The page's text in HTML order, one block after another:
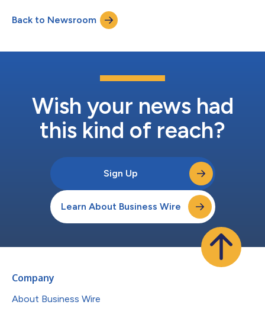
gebruik van verbonden technologie om therapietrouw te volgen
voor zelf-toegediende medicamenteuze therapieën, zoals
biologische geneesmiddelen. Deze bekend...
Back to Newsroom
Wish your news had
this kind of reach?
Sign Up
Learn About Business Wire
Company
About Business Wire